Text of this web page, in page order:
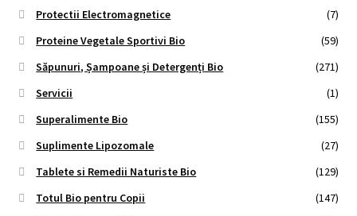
Protectii Electromagnetice
(7)
Proteine Vegetale Sportivi Bio
(59)
Săpunuri, Șampoane și Detergenți Bio
(271)
Servicii
(1)
Superalimente Bio
(155)
Suplimente Lipozomale
(27)
Tablete si Remedii Naturiste Bio
(129)
Totul Bio pentru Copii
(147)